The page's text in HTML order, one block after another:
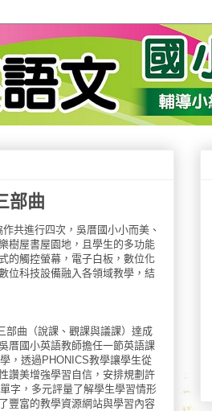
部曲
進行四次，吳厝國小小而美、
樹屋書屋園地，且學生的多功能
的觸控螢幕，電子白板，數位化
位科技設備融入各領域教學，結
曲（說課、觀課與議課）達成
厝國小英語教師擔任一節英語課
，透過PHONICS教學讓學生從
讚美增強學習自信，安排規劃許
字，多元評量了解學生學習情形
豐富的教學資源網站與學習內容